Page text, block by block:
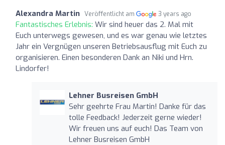
Alexandra Martin Veröffentlicht am 3 years ago
Fantastisches Erlebnis: Wir sind heuer das 2. Mal mit
Euch unterwegs gewesen, und es war genau wie letztes
Jahr ein Vergnügen unseren Betriebsausflug mit Euch zu
organisieren. Einen besonderen Dank an Niki und Hrn.
Lindorfer!
Lehner Busreisen GmbH
Sehr geehrte Frau Martin! Danke für das
tolle Feedback! Jederzeit gerne wieder!
Wir freuen uns auf euch! Das Team von
Lehner Busreisen GmbH